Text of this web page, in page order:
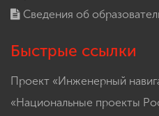
Сведения об
Быстрые ссылки
Проект «Инженерный
«Национальные проекты